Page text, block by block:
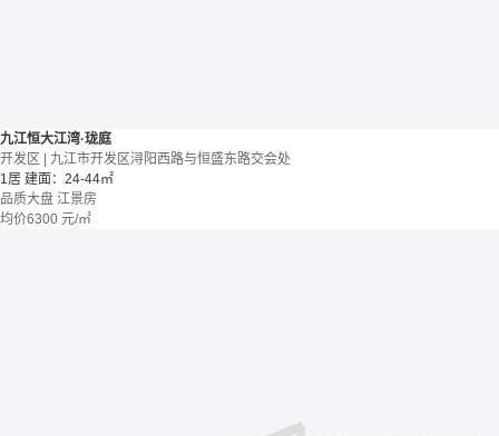
九江恒大江湾·珑庭
开发区 | 九江市开发区浔阳西路与恒盛东路交会处
1居 建面：24-44㎡
品质大盘 江景房
均价6300 元/㎡